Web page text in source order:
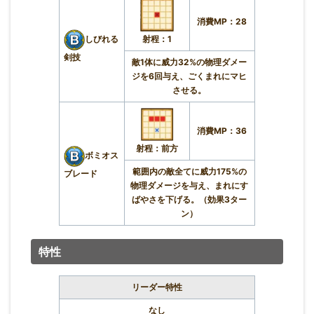
しびれる
剣技
射程：1
消費MP：28
敵1体に威力32%の物理ダメー
ジを6回与え、ごくまれにマヒ
させる。
ボミオス
ブレード
射程：前方
消費MP：36
範囲内の敵全てに威力175%の
物理ダメージを与え、まれにす
ばやさを下げる。（効果3ター
ン）
特性
リーダー特性
なし